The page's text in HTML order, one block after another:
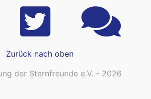
Zurück nach oben
der Sternfreunde e.V. - 2026